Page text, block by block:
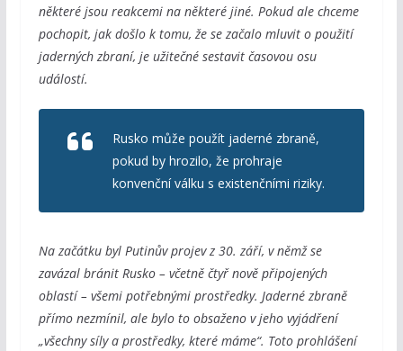
některé jsou reakcemi na některé jiné. Pokud ale chceme
pochopit, jak došlo k tomu, že se začalo mluvit o použití
jaderných zbraní, je užitečné sestavit časovou osu
událostí.
Rusko může použít jaderné zbraně,
pokud by hrozilo, že prohraje
konvenční válku s existenčními riziky.
Na začátku byl Putinův projev z 30. září, v němž se
zavázal bránit Rusko – včetně čtyř nově připojených
oblastí – všemi potřebnými prostředky. Jaderné zbraně
přímo nezmínil, ale bylo to obsaženo v jeho vyjádření
„všechny síly a prostředky, které máme“. Toto prohlášení